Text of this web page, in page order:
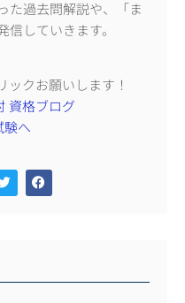
た過去問解説や、「ま
信していきます。
ックお願いします！